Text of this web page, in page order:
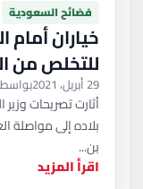
فضائح السعودية
خياران أمام
للتخلص من
29 أبريل، 2021
أثارت تصريحات
بلاده إلى مواصلة
بن...
اقرأ المزيد